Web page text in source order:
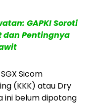
GAPKI Soroti
dan Pentingnya
Sicom
(KKK) atau Dry
ini belum dipotong